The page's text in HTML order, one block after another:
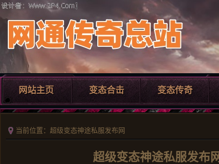
网站主页 变态合击 变态传奇
当前位置：超级变态神途私服发布网
超级变态神途私服发布